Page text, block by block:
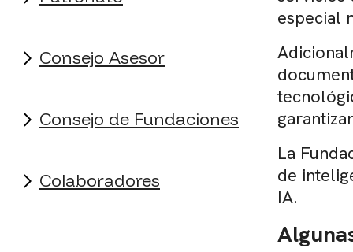
Consejo Asesor
Consejo de Fundaciones
Colaboradores
especial
La
de
IA.